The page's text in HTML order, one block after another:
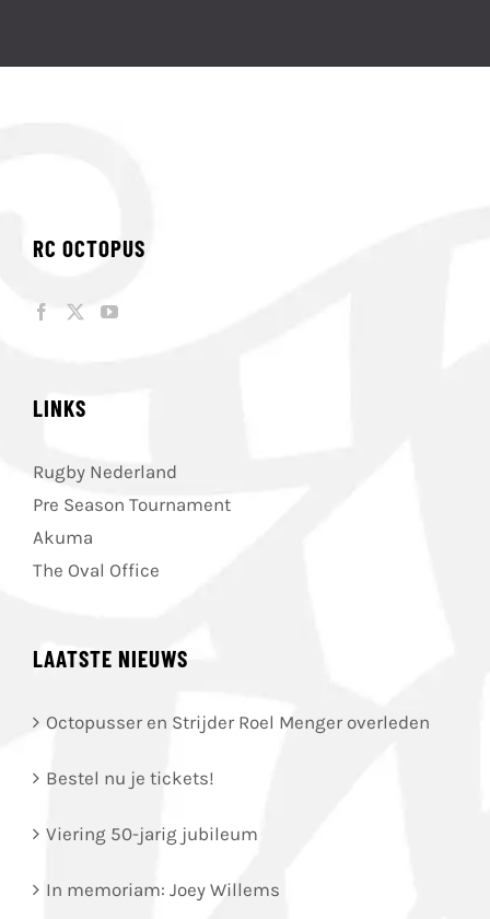
RC OCTOPUS
LINKS
Rugby Nederland
Pre Season Tournament
Akuma
The Oval Office
LAATSTE NIEUWS
Octopusser en Strijder Roel Menger overleden
Bestel nu je tickets!
Viering 50-jarig jubileum
In memoriam: Joey Willems